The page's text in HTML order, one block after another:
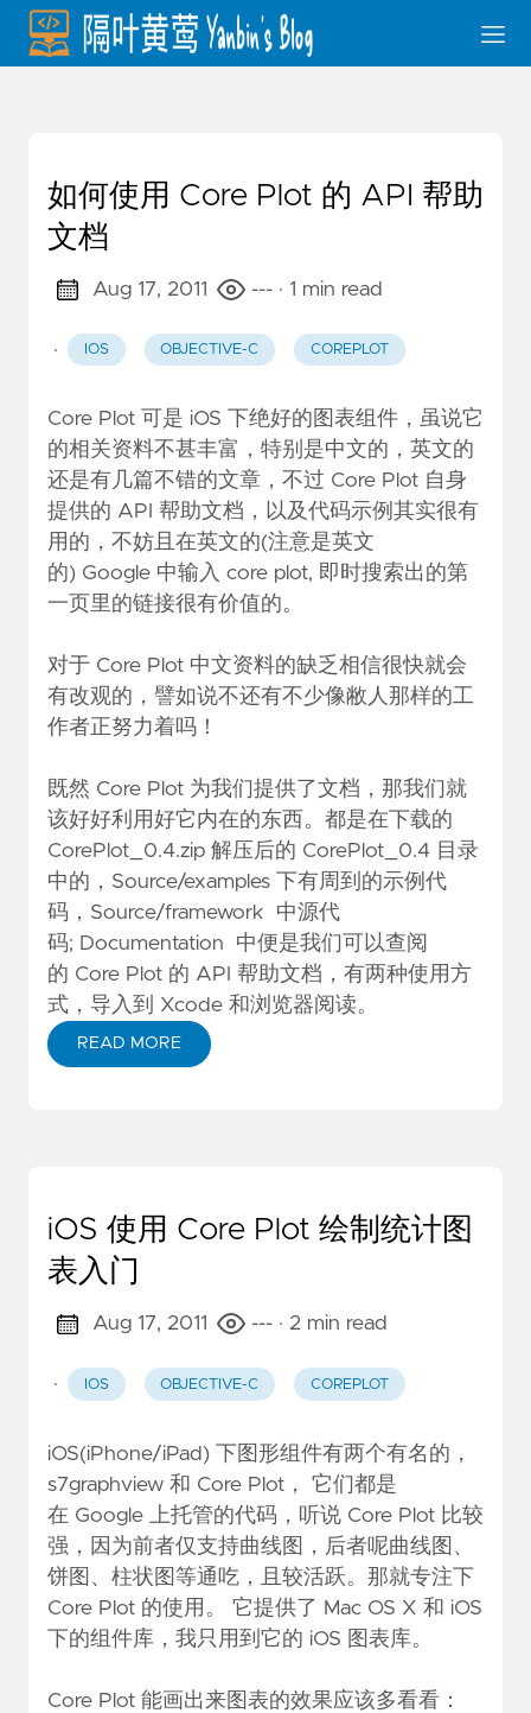
如何使用 Core Plot 的 API 帮助
文档
Aug 17, 2011 --- · 1 min read
· IOS OBJECTIVE-C COREPLOT
Core Plot 可是 iOS 下绝好的图表组件，虽说它
的相关资料不甚丰富，特别是中文的，英文的
还是有几篇不错的文章，不过 Core Plot 自身
提供的 API 帮助文档，以及代码示例其实很有
用的，不妨且在英文的(注意是英文
的) Google 中输入 core plot, 即时搜索出的第
一页里的链接很有价值的。
对于 Core Plot 中文资料的缺乏相信很快就会
有改观的，譬如说不还有不少像敝人那样的工
作者正努力着吗！
既然 Core Plot 为我们提供了文档，那我们就
该好好利用好它内在的东西。都是在下载的
CorePlot_0.4.zip 解压后的 CorePlot_0.4 目录
中的，Source/examples 下有周到的示例代
码，Source/framework 中源代
码; Documentation 中便是我们可以查阅
的 Core Plot 的 API 帮助文档，有两种使用方
式，导入到 Xcode 和浏览器阅读。
READ MORE
iOS 使用 Core Plot 绘制统计图
表入门
Aug 17, 2011 --- · 2 min read
· IOS OBJECTIVE-C COREPLOT
iOS(iPhone/iPad) 下图形组件有两个有名的，
s7graphview 和 Core Plot ， 它们都是
在 Google 上托管的代码，听说 Core Plot 比较
强，因为前者仅支持曲线图，后者呢曲线图、
饼图、柱状图等通吃，且较活跃。那就专注下
Core Plot 的使用。 它提供了 Mac OS X 和 iOS
下的组件库，我只用到它的 iOS 图表库。
Core Plot 能画出来图表的效果应该多看看：